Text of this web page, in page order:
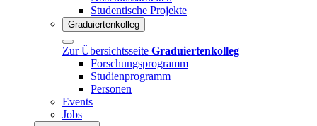
Studentische Projekte
Graduiertenkolleg
Zur Übersichtsseite Graduiertenkolleg
Forschungsprogramm
Studienprogramm
Personen
Events
Jobs